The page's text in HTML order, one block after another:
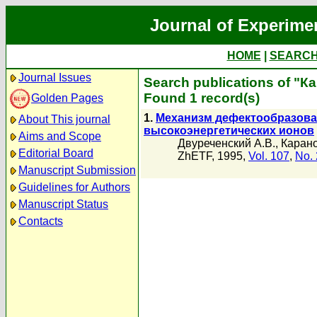
Journal of
HOME
Journal Issues
Golden Pages
About This journal
Aims and Scope
Editorial Board
Manuscript Submission
Guidelines for Authors
Manuscript Status
Contacts
Search publications of
Found 1 record(s)
1. Механизм
высокоэнергетических ионов
Двуреченский А.В.,
ZhETF, 1995, Vol. 107, No.